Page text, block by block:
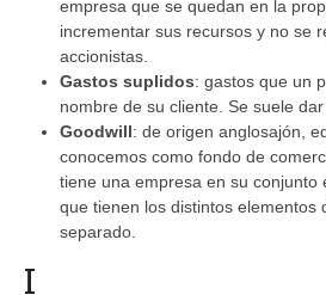
empresa que se quedan en la
incrementar sus recursos y no se
accionistas.
Gastos suplidos: gastos que un
nombre de su cliente. Se suele
Goodwill: de origen anglosajón,
conocemos como fondo de
tiene una empresa en su conjunto
que tienen los distintos elementos
separado.
I